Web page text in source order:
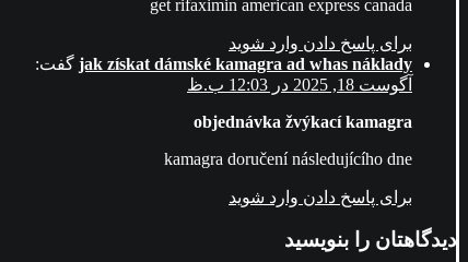
get rifaximin american express canada
برای پاسخ دادن وارد شوید
jak získat dámské kamagra ad whas náklady گفت:
آگوست 18, 2025 در 12:03 ب.ظ
objednávka žvýkací kamagra
kamagra doručení následujícího dne
برای پاسخ دادن وارد شوید
دیدگاهتان را بنویسید